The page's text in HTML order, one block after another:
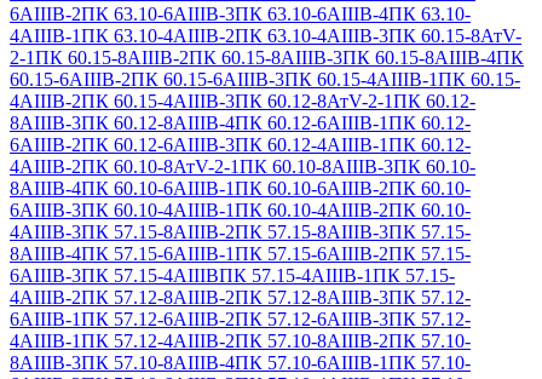
6АIIIВ-2ПК 63.10-6АIIIВ-3ПК 63.10-6АIIIВ-4ПК 63.10-
4АIIIВ-1ПК 63.10-4АIIIВ-2ПК 63.10-4АIIIВ-3ПК 60.15-8АтV-
2-1ПК 60.15-8АIIIВ-2ПК 60.15-8АIIIВ-3ПК 60.15-8АIIIВ-4ПК
60.15-6АIIIВ-2ПК 60.15-6АIIIВ-3ПК 60.15-4АIIIВ-1ПК 60.15-
4АIIIВ-2ПК 60.15-4АIIIВ-3ПК 60.12-8АтV-2-1ПК 60.12-
8АIIIВ-3ПК 60.12-8АIIIВ-4ПК 60.12-6АIIIВ-1ПК 60.12-
6АIIIВ-2ПК 60.12-6АIIIВ-3ПК 60.12-4АIIIВ-1ПК 60.12-
4АIIIВ-2ПК 60.10-8АтV-2-1ПК 60.10-8АIIIВ-3ПК 60.10-
8АIIIВ-4ПК 60.10-6АIIIВ-1ПК 60.10-6АIIIВ-2ПК 60.10-
6АIIIВ-3ПК 60.10-4АIIIВ-1ПК 60.10-4АIIIВ-2ПК 60.10-
4АIIIВ-3ПК 57.15-8АIIIВ-2ПК 57.15-8АIIIВ-3ПК 57.15-
8АIIIВ-4ПК 57.15-6АIIIВ-1ПК 57.15-6АIIIВ-2ПК 57.15-
6АIIIВ-3ПК 57.15-4АIIIВПК 57.15-4АIIIВ-1ПК 57.15-
4АIIIВ-2ПК 57.12-8АIIIВ-2ПК 57.12-8АIIIВ-3ПК 57.12-
6АIIIВ-1ПК 57.12-6АIIIВ-2ПК 57.12-6АIIIВ-3ПК 57.12-
4АIIIВ-1ПК 57.12-4АIIIВ-2ПК 57.10-8АIIIВ-2ПК 57.10-
8АIIIВ-3ПК 57.10-8АIIIВ-4ПК 57.10-6АIIIВ-1ПК 57.10-